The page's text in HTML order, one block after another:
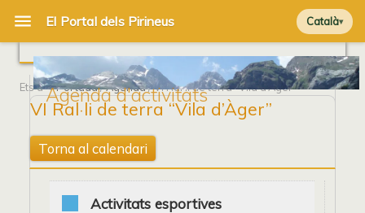
Català
Agenda d'activitats
Ets a Portada/Agenda/ VI Ral·li de terra “Vila d’Àger”
VI Ral·li de terra “Vila d’Àger”
Torna al calendari
Activitats esportives